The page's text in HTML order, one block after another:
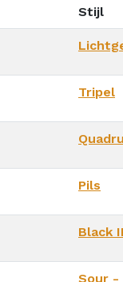
Stijl
Tripel
Pils
Black
Sour -